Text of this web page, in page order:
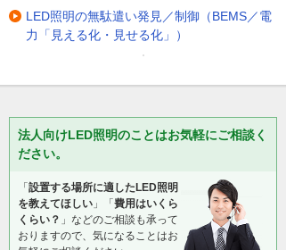
LED照明の無駄遣い発見／制御（BEMS／電
力「見える化・見せる化」）
法人向けLED照明のことはお気軽にご相談く
ださい。
「 設置する場所に適したLED照明
を教えてほしい 」「 費用はいくら
くらい？ 」などのご相談も承って
おりますので、気になることはお